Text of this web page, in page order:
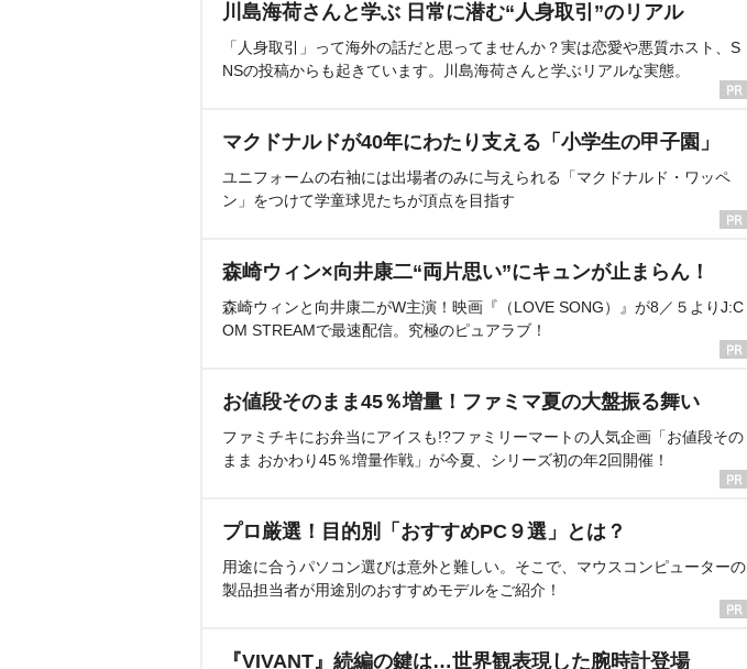
川島海荷さんと学ぶ 日常に潜む“人身取引”のリアル
「人身取引」って海外の話だと思ってませんか？実は恋愛や悪質ホスト、S
NSの投稿からも起きています。川島海荷さんと学ぶリアルな実態。
マクドナルドが40年にわたり支える「小学生の甲子園」
ユニフォームの右袖には出場者のみに与えられる「マクドナルド・ワッペ
ン」をつけて学童球児たちが頂点を目指す
森崎ウィン×向井康二“両片思い”にキュンが止まらん！
森崎ウィンと向井康二がW主演！映画『（LOVE SONG）』が8／５よりJ:C
OM STREAMで最速配信。究極のピュアラブ！
お値段そのまま45％増量！ファミマ夏の大盤振る舞い
ファミチキにお弁当にアイスも!?ファミリーマートの人気企画「お値段その
まま おかわり45％増量作戦」が今夏、シリーズ初の年2回開催！
プロ厳選！目的別「おすすめPC９選」とは？
用途に合うパソコン選びは意外と難しい。そこで、マウスコンピューターの
製品担当者が用途別のおすすめモデルをご紹介！
『VIVANT』続編の鍵は…世界観表現した腕時計登場